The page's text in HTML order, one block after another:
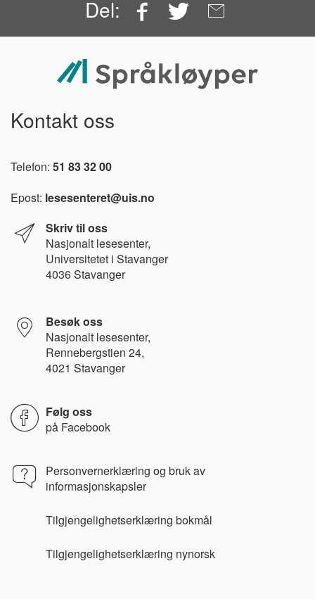
Del: Facebook
Twitter
Kontakt oss
Telefon: 51 83 32 00
Epost: lesesenteret@uis.no
Skriv til oss
Nasjonalt lesesenter,
Universitetet i Stavanger
4036 Stavanger
Besøk oss
Nasjonalt lesesenter,
Rennebergstien 24,
4021 Stavanger
Følg oss
på Facebook
Personvernerklæring og bruk av
informasjonskapsler
Tilgjengelighetserklæring bokmål
Tilgjengelighetserklæring nynorsk